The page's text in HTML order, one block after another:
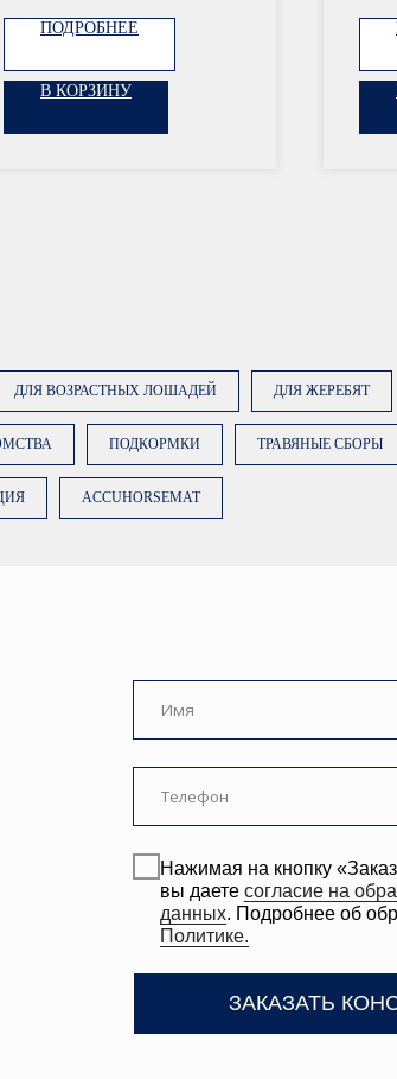
ПОДРОБНЕЕ
В КОРЗИНУ
ДЛЯ ВОЗРАСТНЫХ ЛОШАДЕЙ ДЛЯ ЖЕРЕБЯТ
ПОДКОРМКИ ТРАВЯНЫЕ СБОРЫ
ACCUHORSEMAT
Нажимая на кнопку «Заказать